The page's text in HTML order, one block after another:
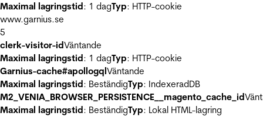
Maximal lagringstid: 1 dagTyp: HTTP-cookie
www.garnius.se
5
clerk-visitor-idVäntande
Maximal lagringstid: 1 dagTyp: HTTP-cookie
Garnius-cache#apollogqlVäntande
Maximal lagringstid: BeständigTyp: IndexeradDB
M2_VENIA_BROWSER_PERSISTENCE__magento_cache_id
Maximal lagringstid: BeständigTyp: Lokal HTML-lagring